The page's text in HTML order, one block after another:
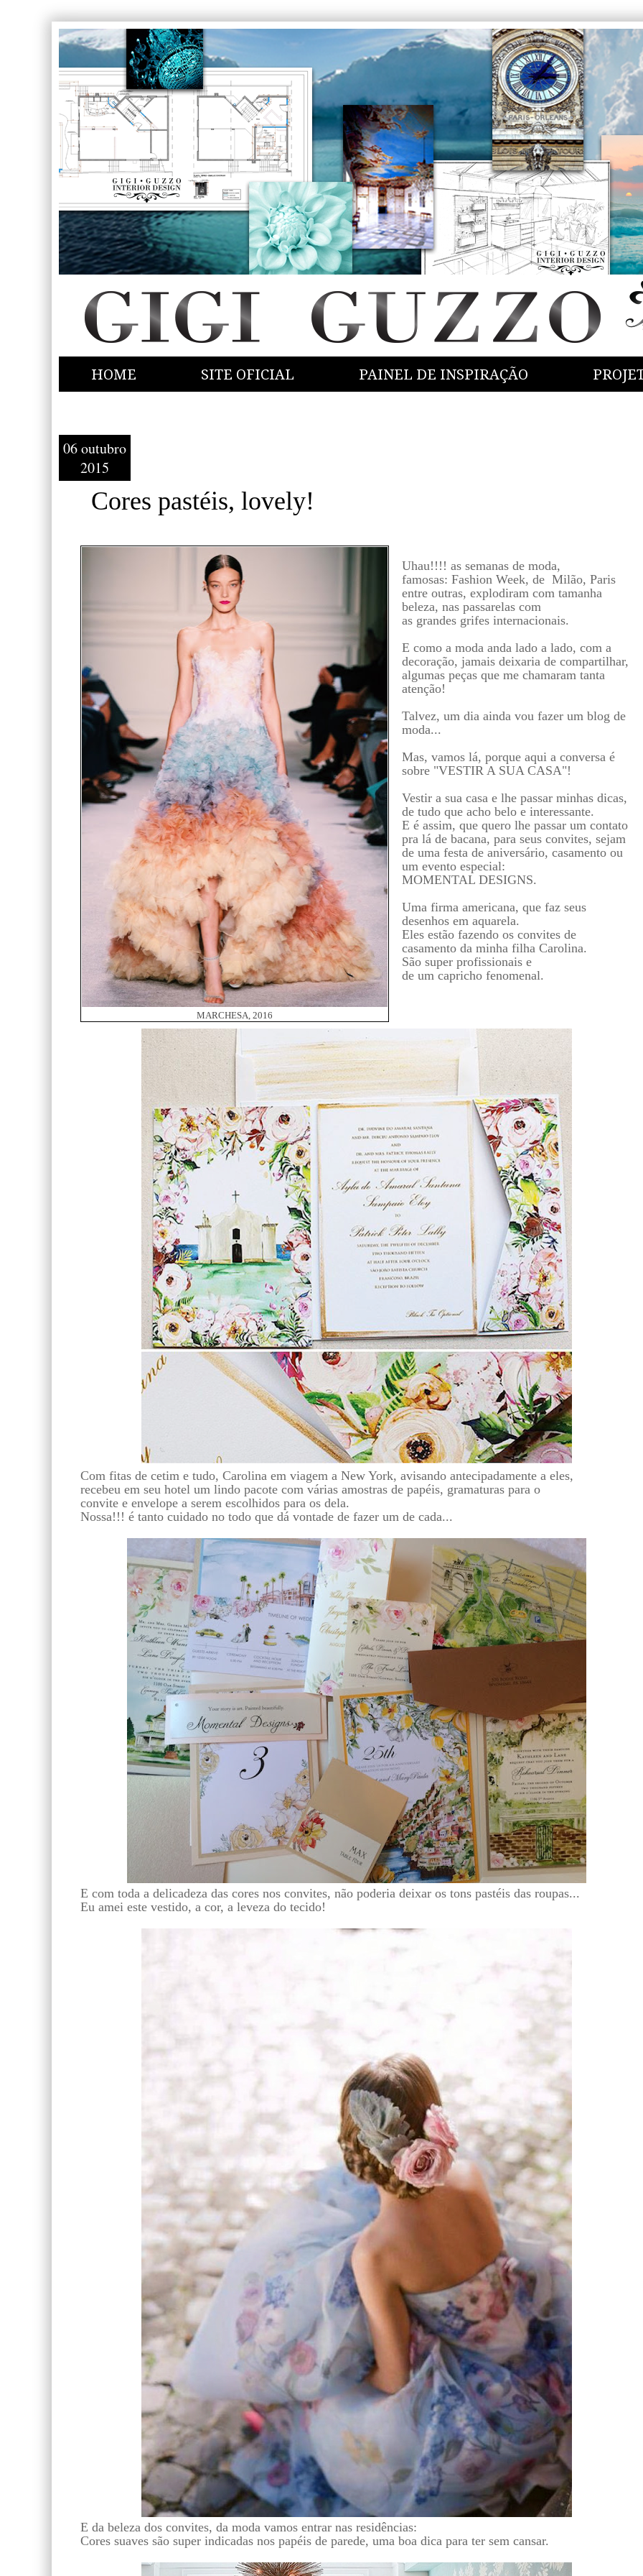
HOME SITE OFICIAL PAINEL DE INSPIRAÇÃO
06 outubro
2015
Cores pastéis, lovely!
MARCHESA, 2016
Uhau!!!! as semanas de moda,
famosas: Fashion Week, de Milão, Paris
entre outras, explodiram com tamanha
beleza, nas passarelas com
as grandes grifes internacionais.
E como a moda anda lado a lado, com a
decoração, jamais deixaria de compartilhar,
algumas peças que me chamaram tanta
atenção!
Talvez, um dia ainda vou fazer um blog de
moda...
Mas, vamos lá, porque aqui a conversa é
sobre "VESTIR A SUA CASA"!
Vestir a sua casa e lhe passar minhas dicas,
de tudo que acho belo e interessante.
E é assim, que quero lhe passar um contato
pra lá de bacana, para seus convites, sejam
de uma festa de aniversário, casamento ou
um evento especial:
MOMENTAL DESIGNS.
Uma firma americana, que faz seus
desenhos em aquarela.
Eles estão fazendo os convites de
casamento da minha filha Carolina.
São super profissionais e
de um capricho fenomenal.
Com fitas de cetim e tudo, Carolina em viagem a New York, avisando antecipadamente a eles,
recebeu em seu hotel um lindo pacote com várias amostras de papéis, gramaturas para o
convite e envelope a serem escolhidos para os dela.
Nossa!!! é tanto cuidado no todo que dá vontade de fazer um de cada...
E com toda a delicadeza das cores nos convites, não poderia deixar os tons pastéis das roupas...
Eu amei este vestido, a cor, a leveza do tecido!
E da beleza dos convites, da moda vamos entrar nas residências:
Cores suaves são super indicadas nos papéis de parede, uma boa dica para ter sem cansar.